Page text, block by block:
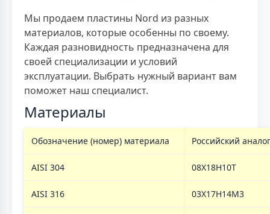
Мы продаем пластины Nord из разных
материалов, которые особенны по своему.
Каждая разновидность предназначена для
своей специализации и условий
эксплуатации. Выбрать нужный вариант вам
поможет наш специалист.
Материалы
Обозначение (номер) материала Российский
AISI 304 08Х18Н10Т
AISI 316 03Х17Н14М3